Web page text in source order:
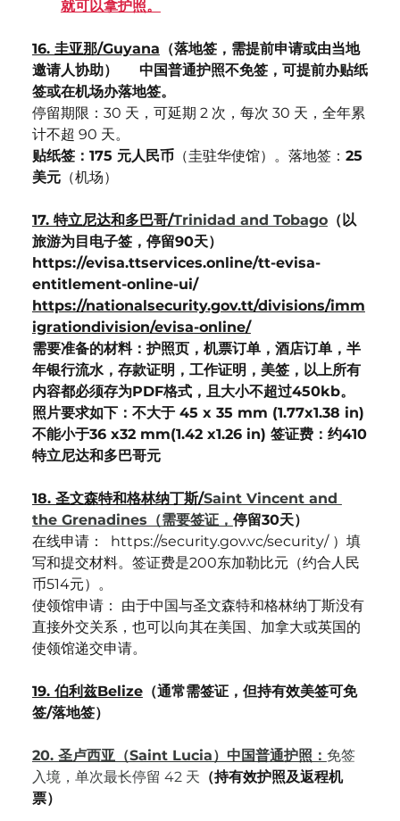
就可以拿护照。
16. 圭亚那/Guyana （落地签，需提前申请或由当地
邀请人协助）	中国普通护照不免签，可提前办贴纸
签或在机场办落地签。
停留期限：30 天，可延期 2 次，每次 30 天，全年累
计不超 90 天。
贴纸签：175 元人民币 （圭驻华使馆）。落地签： 25
美元（机场）
17. 特立尼达和多巴哥/Trinidad and Tobago（以
旅游为目电子签，停留90天）
https://evisa.ttservices.online/tt-evisa-
entitlement-online-ui/
https://nationalsecurity.gov.tt/divisions/imm
igrationdivision/evisa-online/
需要准备的材料：护照页，机票订单，酒店订单，半
年银行流水，存款证明，工作证明，美签，以上所有
内容都必须存为PDF格式，且大小不超过450kb。
照片要求如下：不大于 45 x 35 mm (1.77x1.38 in)
不能小于36 x32 mm(1.42 x1.26 in) 签证费：约410
特立尼达和多巴哥元
18. 圣文森特和格林纳丁斯/Saint Vincent and
the Grenadines（需要签证， 停留30天）
在线申请：  https://security.gov.vc/security/ ）填
写和提交材料。签证费是200东加勒比元（约合人民
币514元）。
使领馆申请： 由于中国与圣文森特和格林纳丁斯没有
直接外交关系，也可以向其在美国、加拿大或英国的
使领馆递交申请。
19. 伯利兹Belize（通常需签证，但持有效美签可免
签/落地签）
20. 圣卢西亚（Saint Lucia）中国普通护照： 免签
入境，单次最长停留 42 天 （持有效护照及返程机
票）